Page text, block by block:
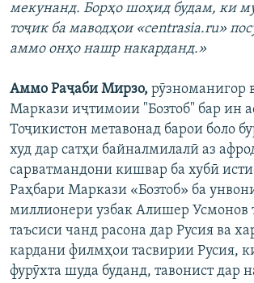
мекунанд. Борҳо шоҳид будам, ки
тоҷик ба маводҳои «centrasia.ru»
аммо онҳо нашр накарданд.»
Аммо Раҷаби Мирзо, рӯзноманигор
Маркази иҷтимоии "Бозтоб" бар ин
Тоҷикистон метавонад барои боло
худ дар сатҳи байналмилалӣ аз
сарватмандони кишвар ба хубӣ
Раҳбари Маркази «Бозтоб» ба
миллионери узбак Алишер Усмонов
таъсиси чанд расона дар Русия ва
кардани филмҳои тасвирии Русия,
фурӯхта шуда буданд, тавонист дар